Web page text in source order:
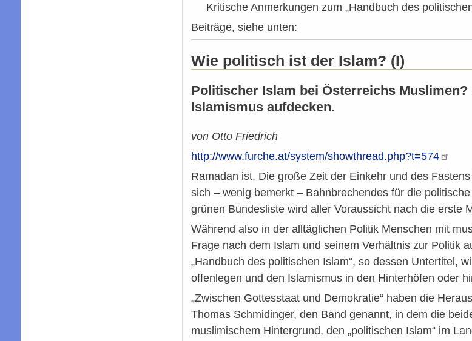
Kritische Anmerkungen zum „Handbuch des
Beiträge, siehe unten:
Wie politisch ist der Islam? (I)
Politischer Islam bei Österreichs
Islamismus aufdecken.
von Otto Friedrich
http://www.furche.at/system/showthread.php?t=574
Ramadan ist. Die große Zeit der Einkehr und des
sich – wenig bemerkt – Bahnbrechendes für die
grünen Bundesliste wird aller Voraussicht nach die erste
Während also in der alltäglichen Politik Menschen mit
Frage nach dem Islam und seinem Verhältnis zur Politik
„Handbuch des politischen Islam“, so dessen Untertitel,
offenlegen und den Islamismus in den Hinterhöfen oder
„Zwischen Gottesstaat und Demokratie“ haben die
Thomas Schmidinger, den Band genannt, in dem die
muslimischem Hintergrund, den „politischen Islam“ im